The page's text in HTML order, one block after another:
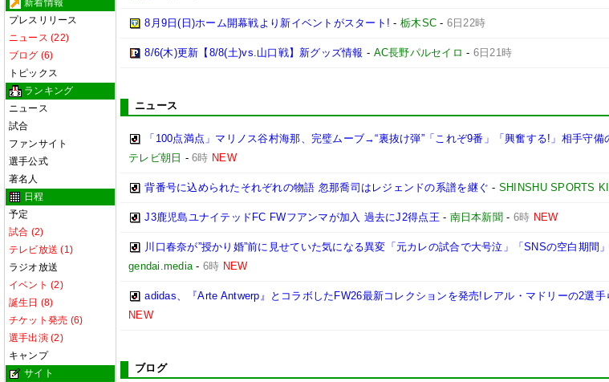
新着情報
プレスリリース
ニュース (22)
ブログ (6)
トピックス
ランキング
ニュース
試合
ファンサイト
選手公式
著名人
日程
予定
試合 (2)
テレビ放送 (1)
ラジオ放送
イベント (2)
誕生日 (8)
チケット発売 (6)
選手出演 (2)
キャンプ
サイト
8月9日(日)ホーム開幕戦より新イベントがスタート! -栃木SC - 6日22時
8/6(木)更新【8/8(土)vs.山口戦】新グッズ情報 - AC長野パルセイロ - 6日21時
ニュース
「100点満点」マリノス谷村海那、完璧ムーブ→“裏抜け弾”「これぞ9番」「興奮する!」相手守備
テレビ朝日 -6時 NEW
背番号に込められたそれぞれの物語 忽那喬司はレジェンドの系譜を継ぐ - SHINSHU SPORTS
J3鹿児島ユナイテッドFC FWフアンマが加入 過去にJ2得点王 - 南日本新聞 - 6時 NEW
川口春奈が”授かり婚”前に見せていた気になる異変「元カレの試合で大号泣」「SNSの空白期間
gendai.media-6時 NEW
adidas、『Arte Antwerp』とコラボしたFW26最新コレクションを発売!レアル・マドリーの2選手
NEW
ブログ